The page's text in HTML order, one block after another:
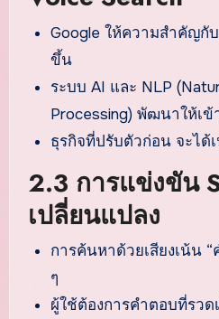
Google ให้ความสำคัญกั
ขึ้น
ระบบ AI และ NLP
Processing) พัฒนาให้เ
ธุรกิจที่ปรับตัวก่อน จะได้
2.3 การแข่งขัน
เปลี่ยนแปลง
การค้นหาด้วยเสียงเน้น
ๆ
ผู้ใช้ต้องการคำตอบที่รวด